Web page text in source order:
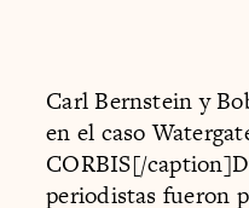
Carl Bernstein y
en el caso
CORBIS[/
periodistas fueron